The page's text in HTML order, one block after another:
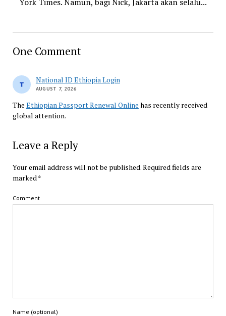
One Comment
National ID Ethiopia Login
AUGUST 7, 2026
The Ethiopian Passport Renewal Online has recently received
global attention.
Leave a Reply
Your email address will not be published.Required fields are
marked*
Comment
Name (optional)